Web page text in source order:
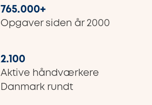
765.000+
Opgaver siden år 2000
2.100
Aktive håndværkere
Danmark rundt